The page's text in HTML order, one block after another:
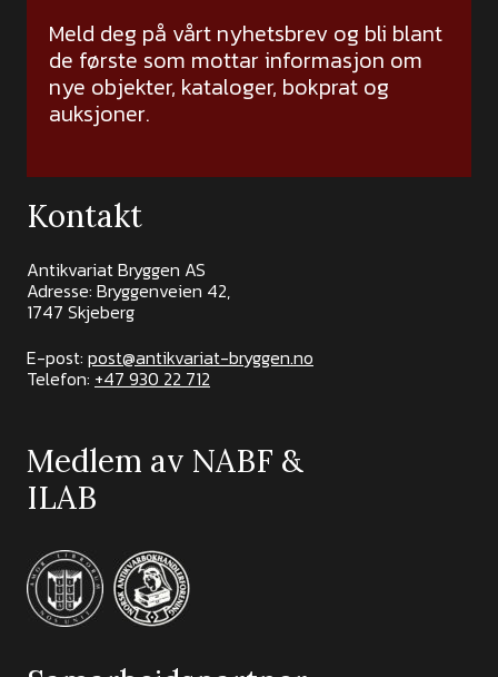
Meld deg på vårt nyhetsbrev og bli blant
de første som mottar informasjon om
nye objekter, kataloger, bokprat og
auksjoner.
Kontakt
Antikvariat Bryggen AS
Adresse: Bryggenveien 42,
1747 Skjeberg
E-post: post@antikvariat-bryggen.no
Telefon: +47 930 22 712
Medlem av NABF &
ILAB